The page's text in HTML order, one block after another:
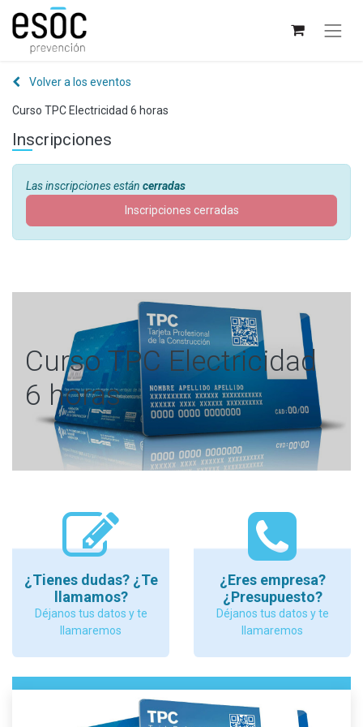
Volver a los eventos
Curso TPC Electricidad 6 horas
Inscripciones
Las inscripciones están cerradas
Inscripciones cerradas
Curso TPC Electricidad
6 horas
¿Tienes dudas? ¿Te
llamamos?
Déjanos tus datos y te
llamaremos
¿Eres empresa?
¿Presupuesto?
Déjanos tus datos y te
llamaremos